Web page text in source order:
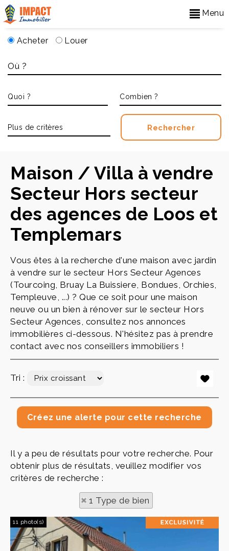
Menu
Acheter Louer
Maison / Villa à vendre
Secteur Hors secteur
des agences de Loos et
Templemars
Vous êtes à la recherche d'une maison avec jardin
à vendre sur le secteur Hors Secteur Agences
(Tourcoing, Bruay La Buissiere, Bondues, Orchies,
Templeuve, ...) ? Que ce soit pour une maison
neuve ou un bien à rénover sur le secteur Hors
Secteur Agences, consultez nos annonces
immobilières ci-dessous. N'hésitez pas à prendre
contact avec nos conseillers immobiliers !
Tri :
Il y a peu de résultats pour votre recherche. Pour
obtenir plus de résultats, veuillez modifier vos
critères de recherche :
1 Type de bien
11 photo(s)